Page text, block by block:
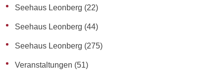
Seehaus Leonberg (22)
Seehaus Leonberg (44)
Seehaus Leonberg (275)
Veranstaltungen (51)